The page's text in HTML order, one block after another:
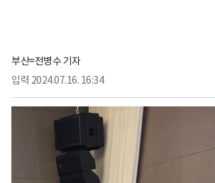
부산=전병수 기자
입력 2024.07.16. 16:34